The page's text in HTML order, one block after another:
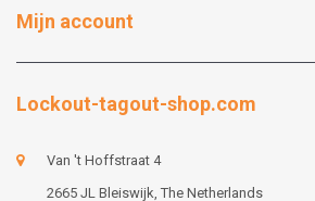
Mijn account
Lockout-tagout-shop.com
Van 't Hoffstraat 4
2665 JL Bleiswijk, The Netherlands